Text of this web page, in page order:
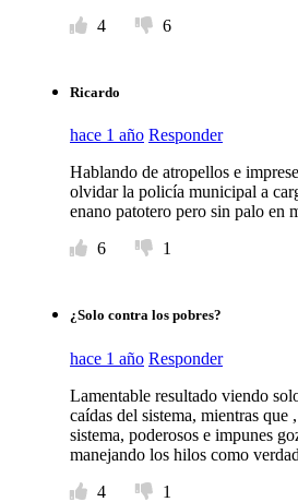
4
6
Ricardo
hace 1 año Responder
Hablando de atropellos e
olvidar la policía municipal a
enano patotero pero sin palo en
6
1
¿Solo contra los pobres?
hace 1 año Responder
Lamentable resultado viendo
caídas del sistema, mientras que
sistema, poderosos e impunes
manejando los hilos como
4
1